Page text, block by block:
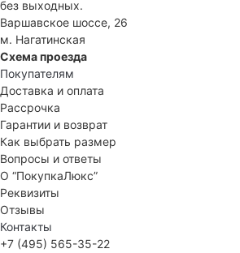
без выходных.
Варшавское шоссе, 26
м. Нагатинская
Схема проезда
Покупателям
Доставка и оплата
Рассрочка
Гарантии и возврат
Как выбрать размер
Вопросы и ответы
О “ПокупкаЛюкс”
Реквизиты
Отзывы
Контакты
+7 (495) 565-35-22